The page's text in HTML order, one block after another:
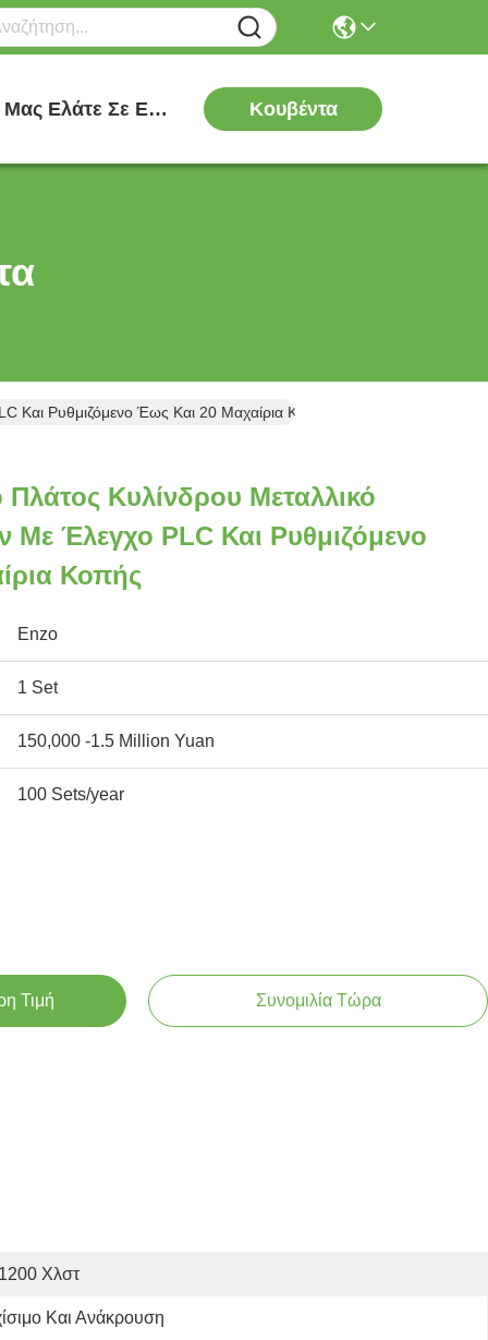
Μας Ελάτε Σε Επαφή Με Κουβέντα
Και Ρυθμιζόμενο Έως Και 20 Μαχαίρια Κοπής
Πλάτος Κυλίνδρου Μεταλλικό
Με Έλεγχο PLC Και Ρυθμιζόμενο
Κοπής
Enzo
1 Set
150,000 -1.5 Million Yuan
100 Sets/year
Τιμή Συνομιλία Τώρα
Χλστ
Και Ανάκρουση